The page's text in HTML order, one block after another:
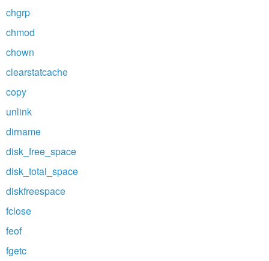
chgrp
chmod
chown
clearstatcache
copy
unlink
dirname
disk_free_space
disk_total_space
diskfreespace
fclose
feof
fgetc